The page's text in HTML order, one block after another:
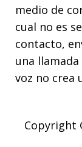
medio de
cual no es
contacto,
una
voz no crea
Copyright